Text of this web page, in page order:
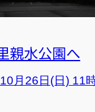
親水公園へ
月26日(日) 11